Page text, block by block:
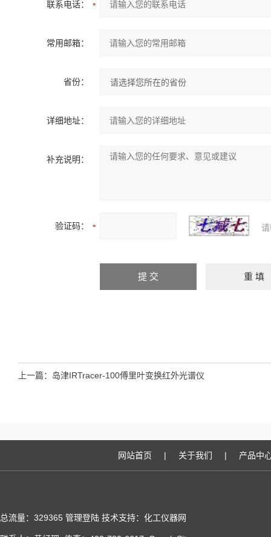
联系电话：
常用邮箱：
省份：
详细地址：
补充说明：
验证码：
上一篇： 岛津IRTracer-100傅里叶变换红外光谱仪
网站首页 | 关于我们 | 产品中
总流量：329365 管理登陆 技术支持：化工仪器网